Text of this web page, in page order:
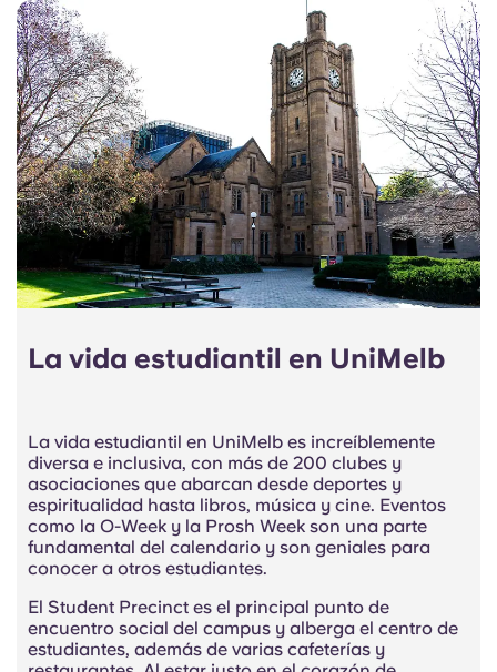
La vida estudiantil en UniMelb
La vida estudiantil en UniMelb es increíblemente
diversa e inclusiva, con más de 200 clubes y
asociaciones que abarcan desde deportes y
espiritualidad hasta libros, música y cine. Eventos
como la O-Week y la Prosh Week son una parte
fundamental del calendario y son geniales para
conocer a otros estudiantes.
El Student Precinct es el principal punto de
encuentro social del campus y alberga el centro de
estudiantes, además de varias cafeterías y